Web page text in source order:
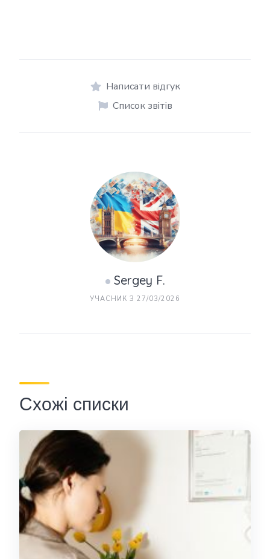
Написати відгук
Список звітів
Sergey F.
УЧАСНИК З 27/03/2026
Схожі списки